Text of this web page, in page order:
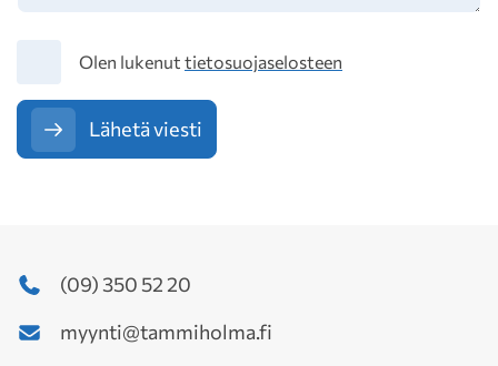
TietosuojaOlen lukenut tietosuojaselosteen
Lähetä viesti
(09) 350 52 20
myynti@tammiholma.fi